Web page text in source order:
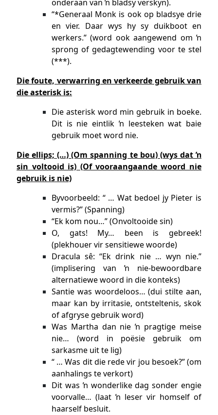
onderaan van ŉ bladsy verskyn).
“*Generaal Monk is ook op bladsye drie
en vier. Daar wys hy sy duikboot en
werkers.” (word ook aangewend om ŉ
sprong of gedagtewending voor te stel
(***).
Die foute, verwarring en verkeerde gebruik van
die asterisk is:
Die asterisk word min gebruik in boeke.
Dit is nie eintlik ŉ leesteken wat baie
gebruik moet word nie.
Die ellips; (…) (Om spanning te bou) (wys dat ŉ
sin voltooid is) (Of vooraangaande woord nie
gebruik is nie)
Byvoorbeeld: “ … Wat bedoel jy Pieter is
vermis?” (Spanning)
“Ek kom nou…” (Onvoltooide sin)
O, gats! My… been is gebreek!
(plekhouer vir sensitiewe woorde)
Dracula sê: “Ek drink nie … wyn nie.”
(implisering van ŉ nie-bewoordbare
alternatiewe woord in die konteks)
Santie was woordeloos… (dui stilte aan,
maar kan by irritasie, ontsteltenis, skok
of afgryse gebruik word)
Was Martha dan nie ŉ pragtige meise
nie… (word in poësie gebruik om
sarkasme uit te lig)
“ … Was dit die rede vir jou besoek?” (om
aanhalings te verkort)
Dit was ŉ wonderlike dag sonder engie
voorvalle… (laat ŉ leser vir homself of
haarself besluit.